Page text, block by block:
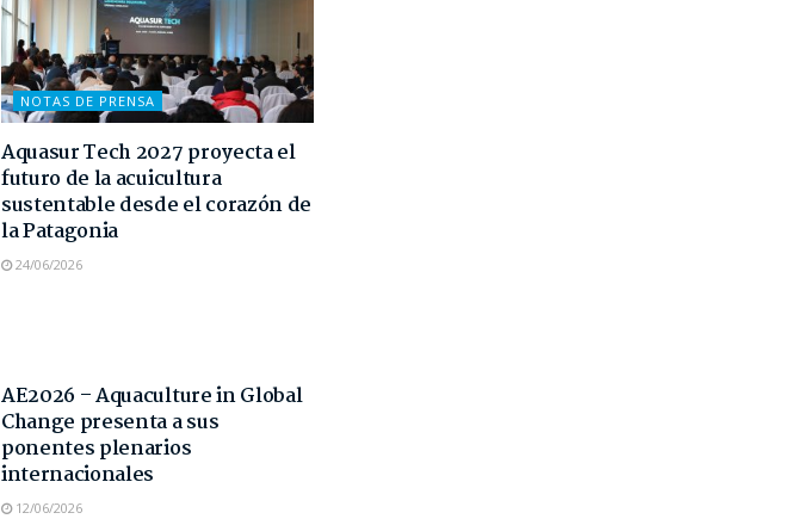
NOTAS DE PRENSA
Aquasur Tech 2027 proyecta el
futuro de la acuicultura
sustentable desde el corazón de
la Patagonia
24/06/2026
AE2026 – Aquaculture in Global
Change presenta a sus
ponentes plenarios
internacionales
12/06/2026